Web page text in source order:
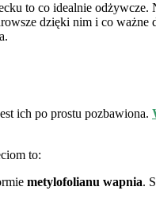
to co idealnie
dzięki nim i co ważne
ich po prostu pozbawiona.
to:
metylofolianu wapnia.